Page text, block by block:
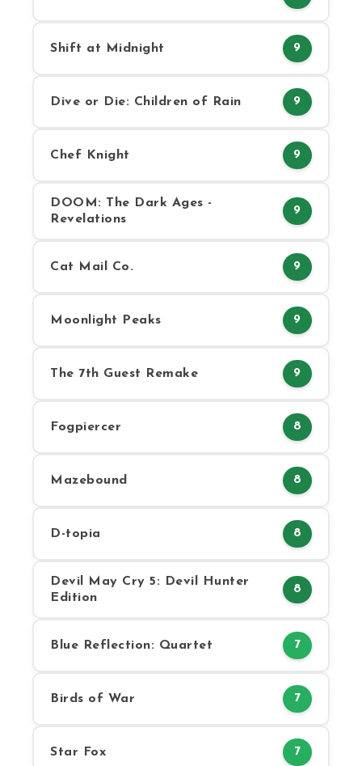
Shift at Midnight 9
Dive or Die: Children of Rain 9
Chef Knight 9
DOOM: The Dark Ages -
Revelations
9
Cat Mail Co. 9
Moonlight Peaks 9
The 7th Guest Remake 9
Fogpiercer 8
Mazebound 8
D-topia 8
Devil May Cry 5: Devil Hunter
Edition
8
Blue Reflection: Quartet 7
Birds of War 7
Star Fox 7